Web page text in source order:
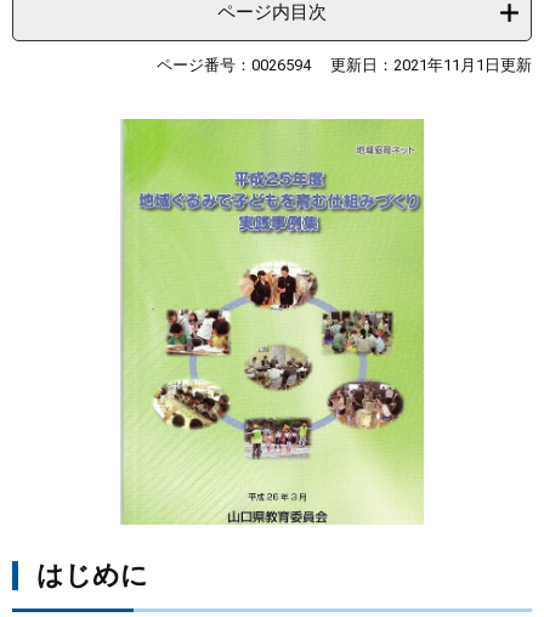
教育・文化・スポーツ
しごと・産業・観光
ページ内目次
ページ番号：0026594 更新日：2021年11月1日更新
はじめに